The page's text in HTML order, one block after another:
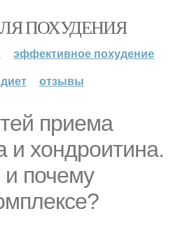
ПОХУДЕНИЯ
эффективное похудение
отзывы
приема
и хондроитина.
почему